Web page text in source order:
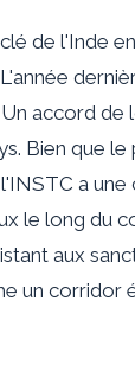
de l'Inde
Un accord de
Bien que
a
le long du
aux
un corridor